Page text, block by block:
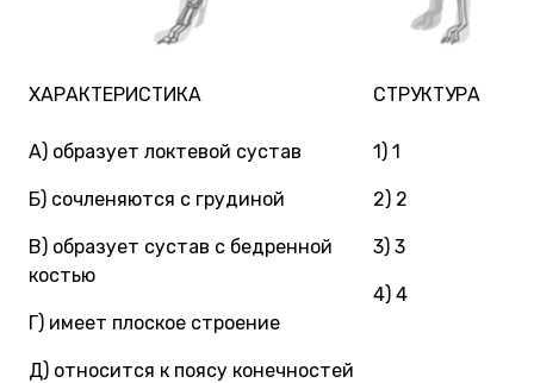
ХАРАКТЕРИСТИКА СТРУКТУРА
А) образует локтевой сустав
Б) сочленяются с грудиной
В) образует сустав с бедренной
костью
Г) имеет плоское строение
Д) относится к поясу конечностей
1) 1
2) 2
3) 3
4) 4